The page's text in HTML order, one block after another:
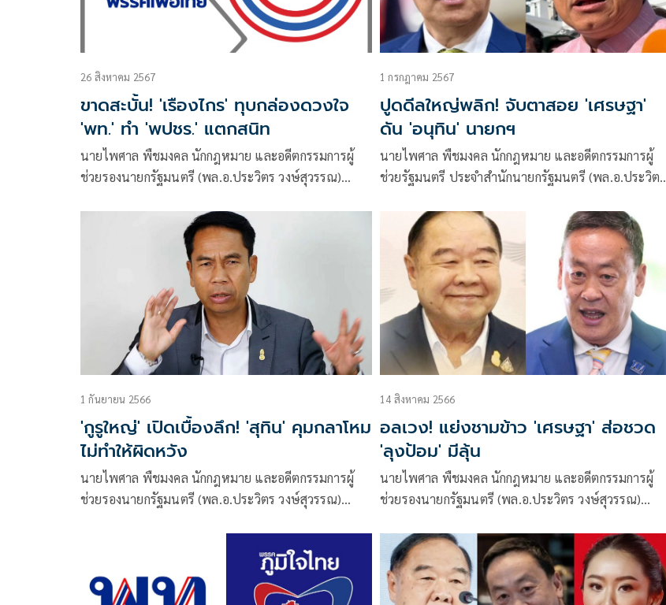
26 สิงหาคม 2567
ขาดสะบั้น! 'เรืองไกร' ทุบกล่องดวงใจ
'พท.' ทำ 'พปชร.' แตกสนิท
นายไพศาล พืชมงคล นักกฎหมาย และอดีตกรรมการผู้
ช่วยรองนายกรัฐมนตรี (พล.อ.ประวิตร วงษ์สุวรรณ)
กล่องดวงใจ พท. ทำ พปชร. แตกสนิท
1 กรกฎาคม 2567
ปูดดีลใหญ่พลิก! จับตาสอย 'เศรษฐา'
ดัน 'อนุทิน' นายกฯ
นายไพศาล พืชมงคล นักกฎหมาย และอดีตกรรมการผู้
ช่วยรัฐมนตรี ประจำสำนักนายกรัฐมนตรี (พล.อ.ประวิตร
1 กันยายน 2566
'กูรูใหญ่' เปิดเบื้องลึก! 'สุทิน' คุมกลาโหม
ไม่ทำให้ผิดหวัง
นายไพศาล พืชมงคล นักกฎหมาย และอดีตกรรมการผู้
ช่วยรองนายกรัฐมนตรี (พล.อ.ประวิตร วงษ์สุวรรณ)
14 สิงหาคม 2566
อลเวง! แย่งชามข้าว 'เศรษฐา' ส่อชวด
'ลุงป้อม' มีลุ้น
นายไพศาล พืชมงคล นักกฎหมาย และอดีตกรรมการผู้
ช่วยรองนายกรัฐมนตรี (พล.อ.ประวิตร วงษ์สุวรรณ)
แหกตาต้มตุ๋น คลุกฝุ่นประจันบาน